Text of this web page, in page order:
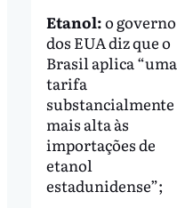
Etanol:o governo
dos EUA diz que o
Brasil aplica “uma
tarifa
substancialmente
mais alta às
importações de
etanol
estadunidense”;